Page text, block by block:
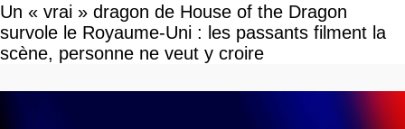
Un « vrai » dragon de House of the Dragon
survole le Royaume-Uni : les passants filment la
scène, personne ne veut y croire